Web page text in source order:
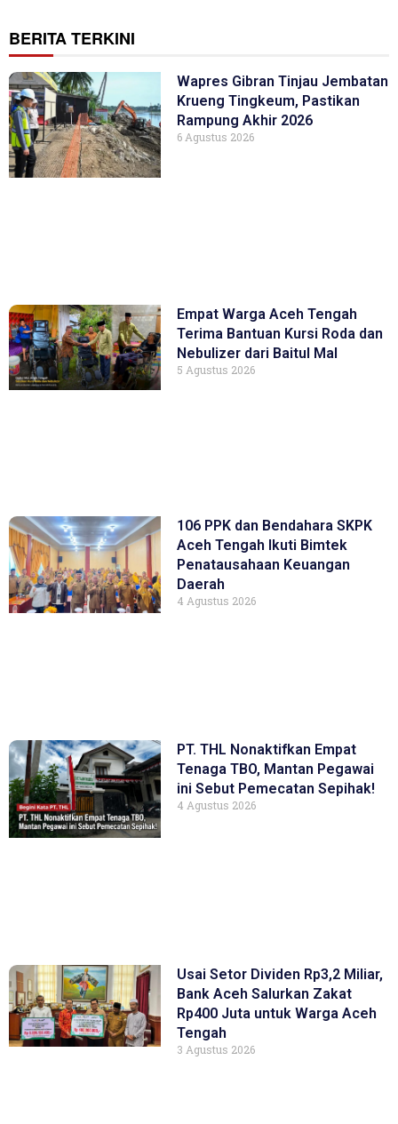
BERITA TERKINI
Wapres Gibran Tinjau Jembatan
Krueng Tingkeum, Pastikan
Rampung Akhir 2026
6 Agustus 2026
Empat Warga Aceh Tengah
Terima Bantuan Kursi Roda dan
Nebulizer dari Baitul Mal
5 Agustus 2026
106 PPK dan Bendahara SKPK
Aceh Tengah Ikuti Bimtek
Penatausahaan Keuangan
Daerah
4 Agustus 2026
PT. THL Nonaktifkan Empat
Tenaga TBO, Mantan Pegawai
ini Sebut Pemecatan Sepihak!
4 Agustus 2026
Usai Setor Dividen Rp3,2 Miliar,
Bank Aceh Salurkan Zakat
Rp400 Juta untuk Warga Aceh
Tengah
3 Agustus 2026